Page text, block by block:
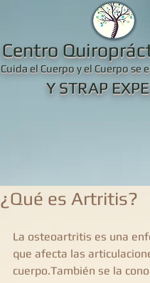
Centro
Cuida el Cuerpo y el Cuerpo se
Y STRAP
¿Qué es Artritis?
La osteoartritis es una
que afecta las
cuerpo.También se la